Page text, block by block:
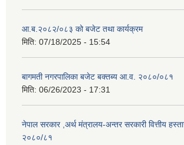
आ.ब.२०८२/०८३ को बजेट तथा कार्यक्रम
मिति: 07/18/2025 - 15:54
बागमती नगरपालिका बजेट बक्तब्य आ.व. २०८०/०८१
मिति: 06/26/2023 - 17:31
नेपाल सरकार ,अर्थ मंत्रालय-अन्तर सरकारी वित्तीय
२०८०/८१